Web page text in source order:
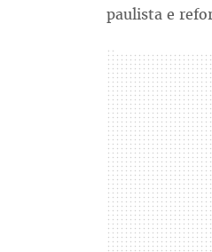
paulista e